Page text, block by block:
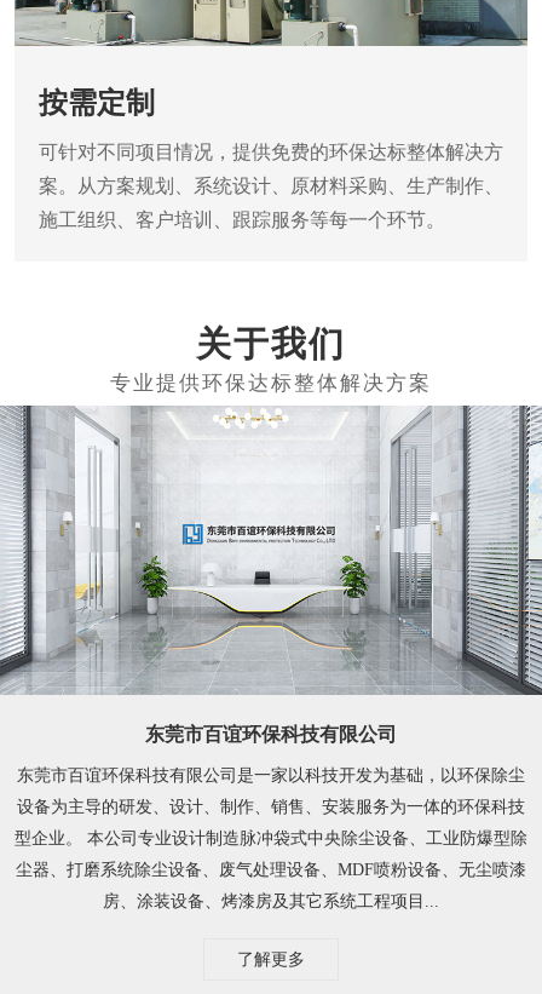
按需定制
可针对不同项目情况，提供免费的环保达标整体解决方
案。从方案规划、系统设计、原材料采购、生产制作、
施工组织、客户培训、跟踪服务等每一个环节。
关于我们
东莞市百谊环保科技有限公司
东莞市百谊环保科技有限公司是一家以科技开发为基础，以环保除尘
设备为主导的研发、设计、制作、销售、安装服务为一体的环保科技
型企业。 本公司专业设计制造脉冲袋式中央除尘设备、工业防爆型除
尘器、打磨系统除尘设备、废气处理设备、MDF喷粉设备、无尘喷漆
房、涂装设备、烤漆房及其它系统工程项目...
了解更多